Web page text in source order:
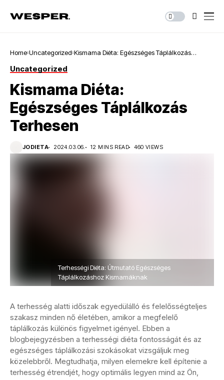
Home Uncategorized Kismama Diéta: Egészséges Táplálkozás
Uncategorized
Kismama Diéta:
Egészséges Táplálkozás
Terhesen
JODIETA 2024.03.06. 12 MINS READ 460 VIEWS
Terhességi Diéta: Útmutató Egészséges
Táplálkozáshoz Kismamáknak
A terhesség alatti időszak egyedülálló és felelősségteljes
szakasz minden nő életében, amikor a megfelelő
táplálkozás különös figyelmet igényel. Ebben a
blogbejegyzésben a terhességi diéta fontosságát és az
egészséges táplálkozási szokásokat vizsgáljuk meg
közelebbről. Megtudhatja, milyen elemekre kell építenie a
terhesség étrendjét, hogy optimális legyen mind az Ön,